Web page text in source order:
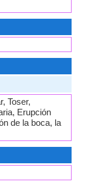
Toser,
Erupción
de la boca, la